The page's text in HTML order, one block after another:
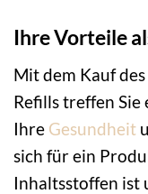
Ihre Vorteile
Mit dem Kauf
Refills treffen Sie
Ihre Gesundheit
sich für ein
Inhaltsstoffen ist